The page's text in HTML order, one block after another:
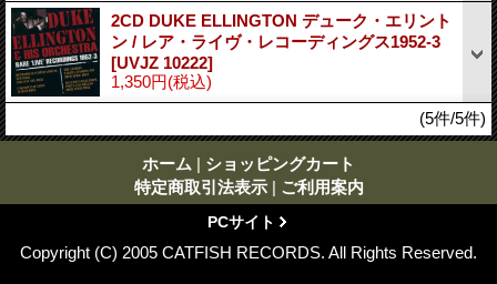
2CD DUKE ELLINGTON デューク・エリント
ン / レア・ライヴ・レコーディングス1952-3
[UVJZ 10222]
1,350円(税込)
(5件/5件)
ホーム | ショッピングカート
特定商取引法表示 | ご利用案内
PCサイト
Copyright (C) 2005 CATFISH RECORDS. All Rights Reserved.